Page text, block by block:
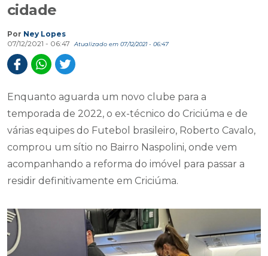
cidade
Por Ney Lopes
07/12/2021 - 06:47
Atualizado em 07/12/2021 - 06:47
Enquanto aguarda um novo clube para a
temporada de 2022, o ex-técnico do Criciúma e de
várias equipes do Futebol brasileiro, Roberto Cavalo,
comprou um sítio no Bairro Naspolini, onde vem
acompanhando a reforma do imóvel para passar a
residir definitivamente em Criciúma.